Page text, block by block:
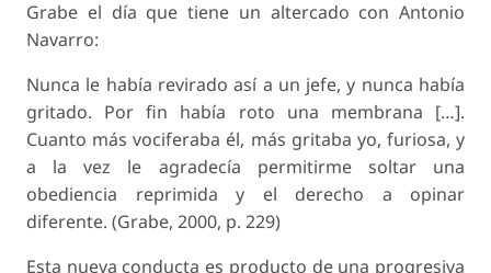
Grabe el día que tiene un altercado con Antonio
Navarro:
Nunca le había revirado así a un jefe, y nunca había
gritado. Por fin había roto una membrana […].
Cuanto más vociferaba él, más gritaba yo, furiosa, y
a la vez le agradecía permitirme soltar una
obediencia reprimida y el derecho a opinar
diferente. (Grabe, 2000, p. 229)
Esta nueva conducta es producto de una progresiva